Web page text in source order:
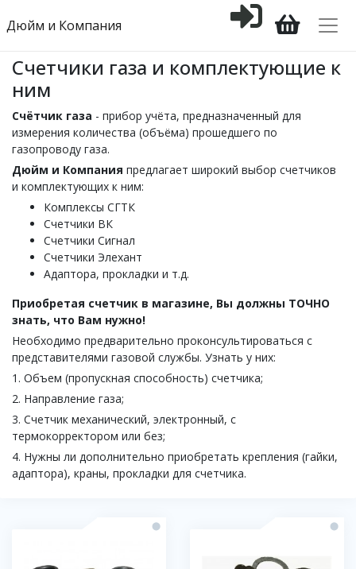
Дюйм и Компания
Счетчики газа и комплектующие к
ним
Счётчик газа - прибор учёта, предназначенный для
измерения количества (объёма) прошедшего по
газопроводу газа.
Дюйм и Компания предлагает широкий выбор счетчиков
и комплектующих к ним:
Комплексы СГТК
Счетчики ВК
Счетчики Сигнал
Счетчики Элехант
Адаптора, прокладки и т.д.
Приобретая счетчик в магазине, Вы должны ТОЧНО
знать, что Вам нужно!
Необходимо предварительно проконсультироваться с
представителями газовой службы. Узнать у них:
1. Объем (пропускная способность) счетчика;
2. Направление газа;
3. Счетчик механический, электронный, с
термокорректором или без;
4. Нужны ли дополнительно приобретать крепления (гайки,
адаптора), краны, прокладки для счетчика.